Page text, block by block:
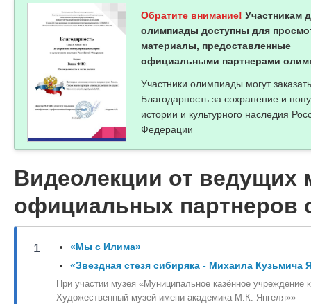
Золотарева Ирина Александровна
учитель информатики, физики МБОУ "СОШ №6 им. К.
Абраменко Анна Геннадьевна
ОФ ГБПОУ МПТ ОФ ГБПОУ МПТ
Ларина Олеся Александровна
Преподаватель ГБПОУ МО "Сергиево-Посадский
Обратите внимание! Участникам
олимпиады доступны для
материалы, предоставленные
официальными партнерами
Участники олимпиады могут заказать
Благодарность за сохранение и
истории и культурного наследия
Федерации
Видеолекции от ведущих
официальных партнеров
1
«Мы с Илима»
«Звездная стезя сибиряка - Михаила Кузьмича
При участии музея «Муниципальное казённое учреждение
Художественный музей имени академика М.К. Янгеля»»